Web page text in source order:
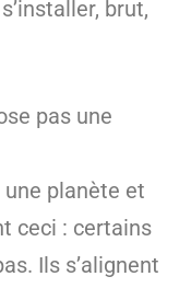
brut,
pas une
une planète et
ceci : certains
Ils s’alignent